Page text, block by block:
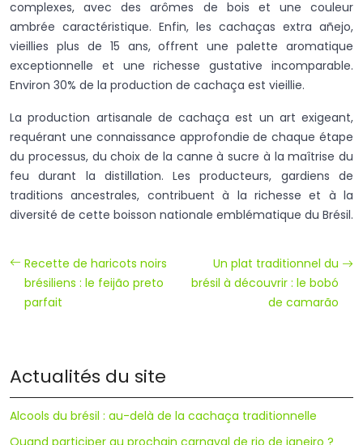
complexes, avec des arômes de bois et une couleur
ambrée caractéristique. Enfin, les cachaças extra añejo,
vieillies plus de 15 ans, offrent une palette aromatique
exceptionnelle et une richesse gustative incomparable.
Environ 30% de la production de cachaça est vieillie.
La production artisanale de cachaça est un art exigeant,
requérant une connaissance approfondie de chaque étape
du processus, du choix de la canne à sucre à la maîtrise du
feu durant la distillation. Les producteurs, gardiens de
traditions ancestrales, contribuent à la richesse et à la
diversité de cette boisson nationale emblématique du Brésil.
Recette de haricots noirs
brésiliens : le feijão preto
parfait
Un plat traditionnel du
brésil à découvrir : le bobó
de camarão
Actualités du site
Alcools du brésil : au-delà de la cachaça traditionnelle
Quand participer au prochain carnaval de rio de janeiro ?